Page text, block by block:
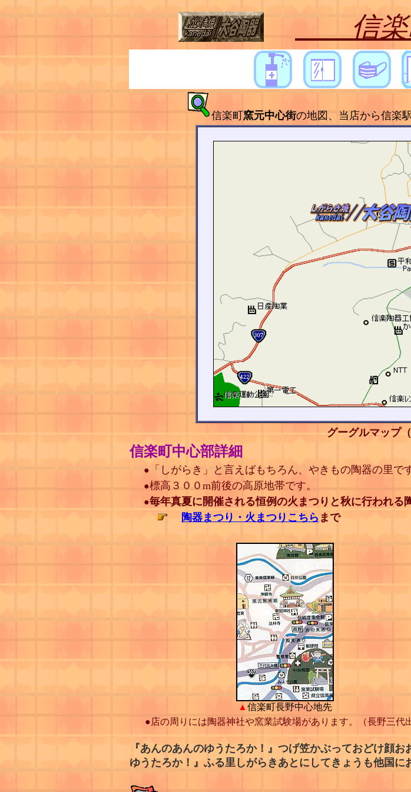
信楽
信楽町窯元中心街の地図、当店から信楽
グーグルマップ
信楽町中心部詳細
●「しがらき」と言えばもちろん、やきもの陶器の里で
●標高３００m前後の高原地帯です。
●毎年真夏に開催される恒例の火まつりと秋に行われる
陶器まつり・火まつり こちら まで
▲ 信楽町長野中心地先
●店の周りには陶器神社や窯業試験場があります。（長野三代
『あんのあんのゆうたろか！』つげ笠かぶっておどけ顔
ゆうたろか！』ふる里しがらきあとにしてきょうも他国に